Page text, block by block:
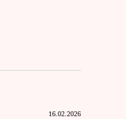
16.02.2026